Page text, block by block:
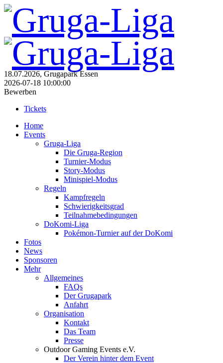
18.07.2026, Grugapark Essen
2026-07-18 10:00:00
Bewerben
Tickets
Home
Events
Gruga-Liga
Die Gruga-Region
Turnier-Modus
Story-Modus
Minispiel-Modus
Regeln
Kampfregeln
Schwierigkeitsgrad
Teilnahmebedingungen
DoKomi-Liga
Pokémon-Turnier auf der DoKomi
Fotos
News
Sponsoren
Mehr
Allgemeines
FAQs
Der Grugapark
Anfahrt
Organisation
Kontakt
Das Team
Presse
Outdoor Gaming Events e.V.
Der Verein hinter dem Event